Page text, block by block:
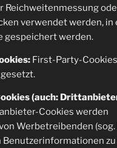
Reichweitenmessung
verwendet werden, in
gespeichert werden.
First-Party-
(auch:
Cookies werden
Werbetreibenden
Benutzerinformationen zu